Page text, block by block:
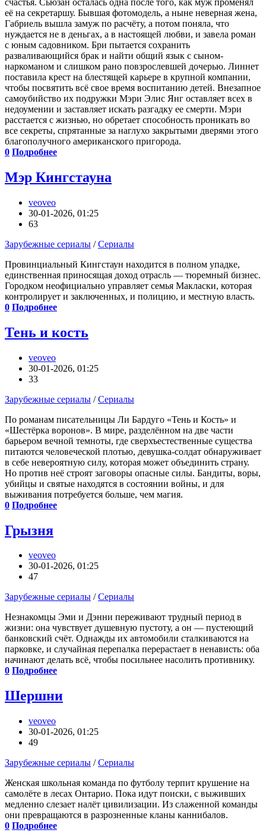
счастья. Сьюзан осталась одна после того, как муж променял
её на секретаршу. Бывшая фотомодель, а ныне неверная жена,
Габриель вышла замуж по расчёту, а потом поняла, что
нуждается не в деньгах, а в настоящей любви, и завела роман
с юным садовником. Бри пытается сохранить
разваливающийся брак и найти общий язык с сыном-
наркоманом и слишком рано повзрослевшей дочерью. Линнет
поставила крест на блестящей карьере в крупной компании,
чтобы посвятить всё свое время воспитанию детей. Внезапное
самоубийство их подружки Мэри Элис Янг оставляет всех в
недоумении и заставляет искать разгадку ее смерти. Мэри
расстается с жизнью, но обретает способность проникать во
все секреты, спрятанные за наглухо закрытыми дверями этого
благополучного американского пригорода.
0 Подробнее
Мэр Кингстауна
veoveo
30-01-2026, 01:25
63
Зарубежные сериалы /Сериалы
Провинциальный Кингстаун находится в полном упадке,
единственная приносящая доход отрасль — тюремный бизнес.
Городком неофициально управляет семья Макласки, которая
контролирует и заключенных, и полицию, и местную власть.
0 Подробнее
Тень и кость
veoveo
30-01-2026, 01:25
33
Зарубежные сериалы /Сериалы
По романам писательницы Ли Бардуго «Тень и Кость» и
«Шестёрка воронов». В мире, разделённом на две части
барьером вечной темноты, где сверхъестественные существа
питаются человеческой плотью, девушка-солдат обнаруживает
в себе невероятную силу, которая может объединить страну.
Но против неё строят заговоры опасные силы. Бандиты, воры,
убийцы и святые находятся в состоянии войны, и для
выживания потребуется больше, чем магия.
0 Подробнее
Грызня
veoveo
30-01-2026, 01:25
47
Зарубежные сериалы /Сериалы
Незнакомцы Эми и Дэнни переживают трудный период в
жизни: она чувствует душевную пустоту, а он — пустеющий
банковский счёт. Однажды их автомобили сталкиваются на
парковке, и случайная перепалка перерастает в ненависть: оба
начинают делать всё, чтобы посильнее насолить противнику.
0 Подробнее
Шершни
veoveo
30-01-2026, 01:25
49
Зарубежные сериалы /Сериалы
Женская школьная команда по футболу терпит крушение на
самолёте в лесах Онтарио. Пока идут поиски, с выживших
медленно слезает налёт цивилизации. Из слаженной команды
они превращаются в разрозненные кланы каннибалов.
0 Подробнее